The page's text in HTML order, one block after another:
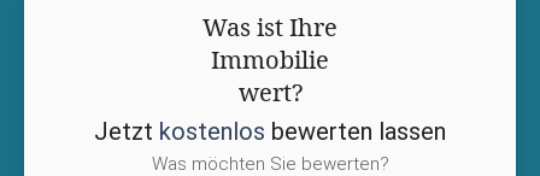
Was ist Ihre
Immobilie
wert?
Jetzt kostenlos bewerten lassen
Was möchten Sie bewerten?